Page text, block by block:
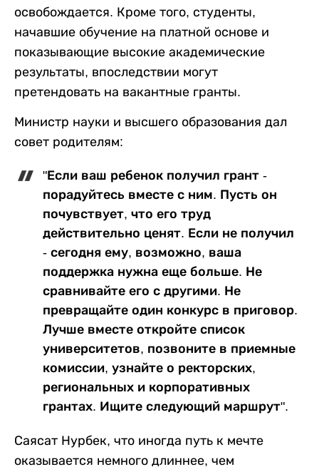
освобождается. Кроме того, студенты,
начавшие обучение на платной основе и
показывающие высокие академические
результаты, впоследствии могут
претендовать на вакантные гранты.
Министр науки и высшего образования дал
совет родителям:
"Если ваш ребенок получил грант -
порадуйтесь вместе с ним. Пусть он
почувствует, что его труд
действительно ценят. Если не получил
- сегодня ему, возможно, ваша
поддержка нужна еще больше. Не
сравнивайте его с другими. Не
превращайте один конкурс в приговор.
Лучше вместе откройте список
университетов, позвоните в приемные
комиссии, узнайте о ректорских,
региональных и корпоративных
грантах. Ищите следующий маршрут".
Саясат Нурбек, что иногда путь к мечте
оказывается немного длиннее, чем